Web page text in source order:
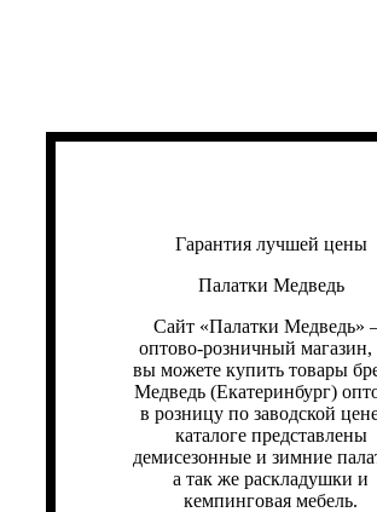
Гарантия лучшей цены
Палатки Медведь
Сайт «Палатки Медведь»
оптово-розничный магазин,
вы можете купить товары
Медведь (Екатеринбург)
в розницу по заводской
каталоге представлены
демисезонные и зимние
а так же раскладушки и
кемпинговая мебель.